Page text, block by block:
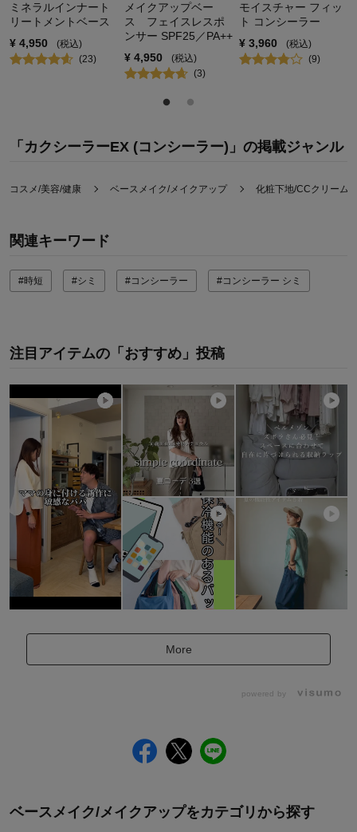
ミネラルインナート
リートメントベース
¥ 4,950
(税込)
(23)
メイクアップベー
ス フェイスレスポ
ンサー SPF25／PA++
¥ 4,950
(税込)
(3)
モイスチャー フィッ
ト コンシーラー
¥ 3,960
(税込)
(9)
「カクシーラーEX (コンシーラー)」の掲載ジャンル
コスメ/美容/健康 ベースメイク/メイクアップ 化粧下地/CCクリーム/
関連キーワード
#時短 #シミ #コンシーラー #コンシーラー シミ
注目アイテムの「おすすめ」投稿
More
powered by
ベースメイク/メイクアップをカテゴリから探す